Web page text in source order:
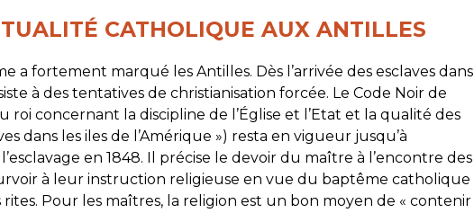
CATHOLIQUE AUX ANTILLES
a fortement marqué les Antilles. Dès l’arrivée des esclaves dans
à des tentatives de christianisation forcée. Le Code Noir de
roi concernant la discipline de l’Église et l’Etat et la qualité des
dans les iles de l’Amérique ») resta en vigueur jusqu’à
l’esclavage en 1848. Il précise le devoir du maître à l’encontre des
à leur instruction religieuse en vue du baptême catholique
Pour les maîtres, la religion est un bon moyen de « contenir